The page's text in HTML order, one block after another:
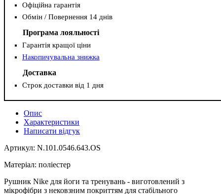
Офіційна гарантія
Обмін / Повернення 14 днів
Програма лояльності
Гарантія кращої ціни
Накопичувальна знижка
Доставка
Строк доставки від 1 дня
Опис
Характеристики
Написати відгук
Артикул: N.101.0546.643.OS
Матеріал: поліестер
Рушник Nike для йоги та тренувань - виготовлений з
мікрофібри з нековзним покриттям для стабільного